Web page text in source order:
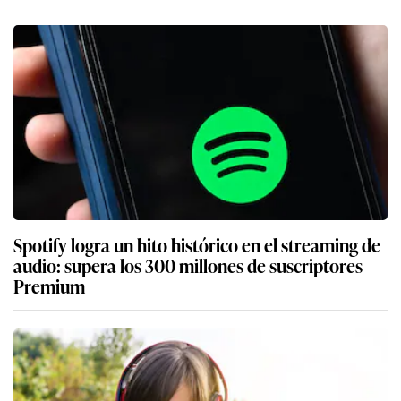
Spotify logra un hito histórico en el streaming de
audio: supera los 300 millones de suscriptores
Premium